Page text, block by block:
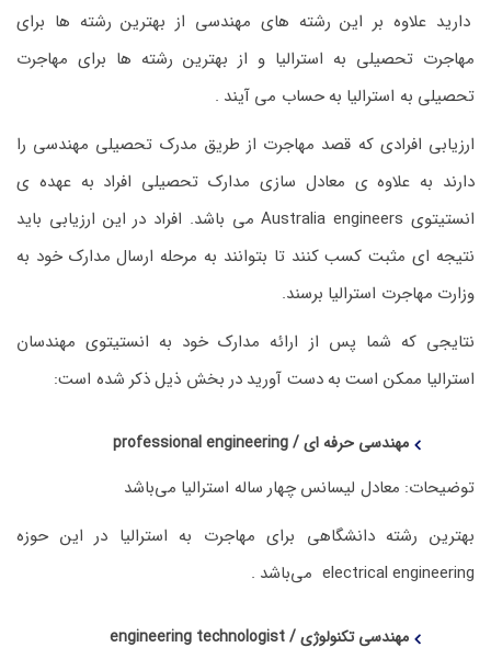
دارید علاوه بر این رشته های مهندسی از بهترین رشته ها برای
مهاجرت تحصیلی به استرالیا و از بهترین رشته ها برای مهاجرت
تحصیلی به استرالیا به حساب می آیند .
ارزیابی افرادی که قصد مهاجرت از طریق مدرک تحصیلی مهندسی را
دارند به علاوه ی معادل سازی مدارک تحصیلی افراد به عهده ی
انستیتوی Australia engineers می باشد. افراد در این ارزیابی باید
نتیجه ای مثبت کسب کنند تا بتوانند به مرحله ارسال مدارک خود به
وزارت مهاجرت استرالیا برسند.
نتایجی که شما پس از ارائه مدارک خود به انستیتوی مهندسان
استرالیا ممکن است به دست آورید در بخش ذیل ذکر شده است:
مهندسی حرفه ای / professional engineering
توضیحات: معادل لیسانس چهار ساله استرالیا می‌باشد
بهترین رشته دانشگاهی برای مهاجرت به استرالیا در این حوزه
electrical engineering می‌باشد .
مهندسی تکنولوژی / engineering technologist